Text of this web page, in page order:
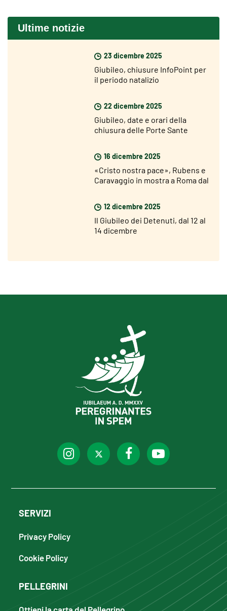
Ultime notizie
23 dicembre 2025
Giubileo, chiusure InfoPoint per
il periodo natalizio
22 dicembre 2025
Giubileo, date e orari della
chiusura delle Porte Sante
16 dicembre 2025
«Cristo nostra pace», Rubens e
Caravaggio in mostra a Roma dal
12 dicembre 2025
Il Giubileo dei Detenuti, dal 12 al
14 dicembre
SERVIZI
Privacy Policy
Cookie Policy
PELLEGRINI